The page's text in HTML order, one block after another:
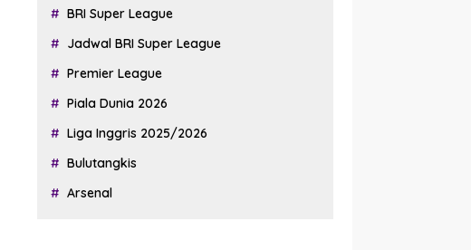
BRI Super League
Jadwal BRI Super League
Premier League
Piala Dunia 2026
Liga Inggris 2025/2026
Bulutangkis
Arsenal